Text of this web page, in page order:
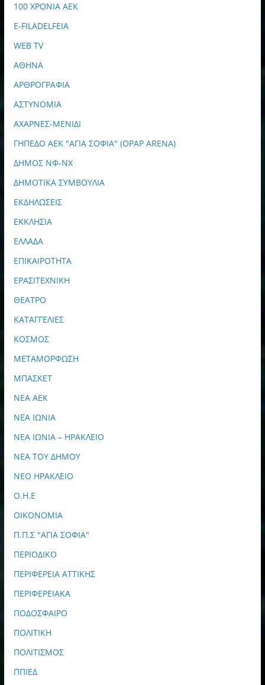
100 ΧΡΟΝΙΑ ΑΕΚ
E-FILADELFEIA
WEB TV
ΑΘΗΝΑ
ΑΡΘΡΟΓΡΑΦΙΑ
ΑΣΤΥΝΟΜΙΑ
ΑΧΑΡΝΕΣ-ΜΕΝΙΔΙ
ΓΗΠΕΔΟ ΑΕΚ "ΑΓΙΑ ΣΟΦΙΑ" (OPAP ARENA)
ΔΗΜΟΣ ΝΦ-ΝΧ
ΔΗΜΟΤΙΚΑ ΣΥΜΒΟΥΛΙΑ
ΕΚΔΗΛΩΣΕΙΣ
ΕΚΚΛΗΣΙΑ
ΕΛΛΑΔΑ
ΕΠΙΚΑΙΡΟΤΗΤΑ
ΕΡΑΣΙΤΕΧΝΙΚΗ
ΘΕΑΤΡΟ
ΚΑΤΑΓΓΕΛΙΕΣ
ΚΟΣΜΟΣ
ΜΕΤΑΜΟΡΦΩΣΗ
ΜΠΑΣΚΕΤ
ΝΕΑ ΑΕΚ
ΝΕΑ ΙΩΝΙΑ
ΝΕΑ ΙΩΝΙΑ – ΗΡΑΚΛΕΙΟ
ΝΕΑ ΤΟΥ ΔΗΜΟΥ
ΝΕΟ ΗΡΑΚΛΕΙΟ
Ο.Η.Ε
ΟΙΚΟΝΟΜΙΑ
Π.Π.Σ "ΑΓΙΑ ΣΟΦΙΑ"
ΠΕΡΙΟΔΙΚΟ
ΠΕΡΙΦΕΡΕΙΑ ΑΤΤΙΚΗΣ
ΠΕΡΙΦΕΡΕΙΑΚΑ
ΠΟΔΟΣΦΑΙΡΟ
ΠΟΛΙΤΙΚΗ
ΠΟΛΙΤΙΣΜΟΣ
ΠΠΙΕΔ